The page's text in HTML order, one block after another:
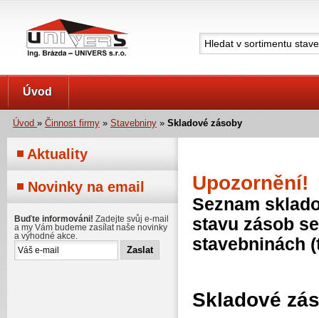
Úvod
Úvod » Činnost firmy » Stavebniny » Skladové zásoby
Upozornění!
Seznam
stavu zásob
stavebninách
Skladové
Aktuality
Novinky na email
Buďte informováni! Zadejte svůj e-mail
a my Vám budeme zasílat naše novinky
a výhodné akce.